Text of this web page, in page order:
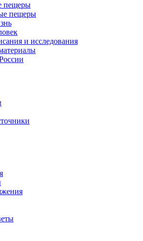
пещеры
пещеры
и исследования